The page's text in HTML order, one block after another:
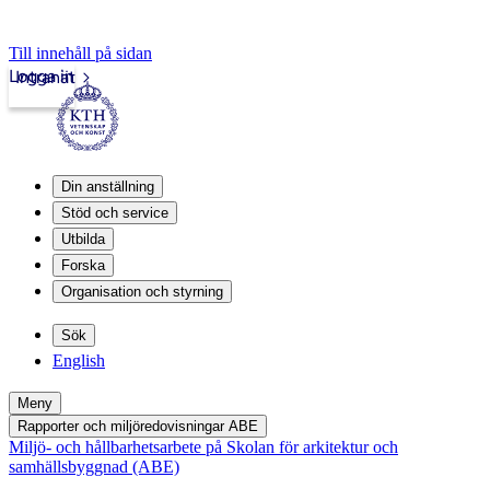
Till innehåll på sidan
Intranät
Logga in
Din anställning
Stöd och service
Utbilda
Forska
Organisation och styrning
Sök
English
Meny
Rapporter och miljöredovisningar ABE
Miljö- och hållbarhetsarbete på Skolan för arkitektur och
samhällsbyggnad (ABE)